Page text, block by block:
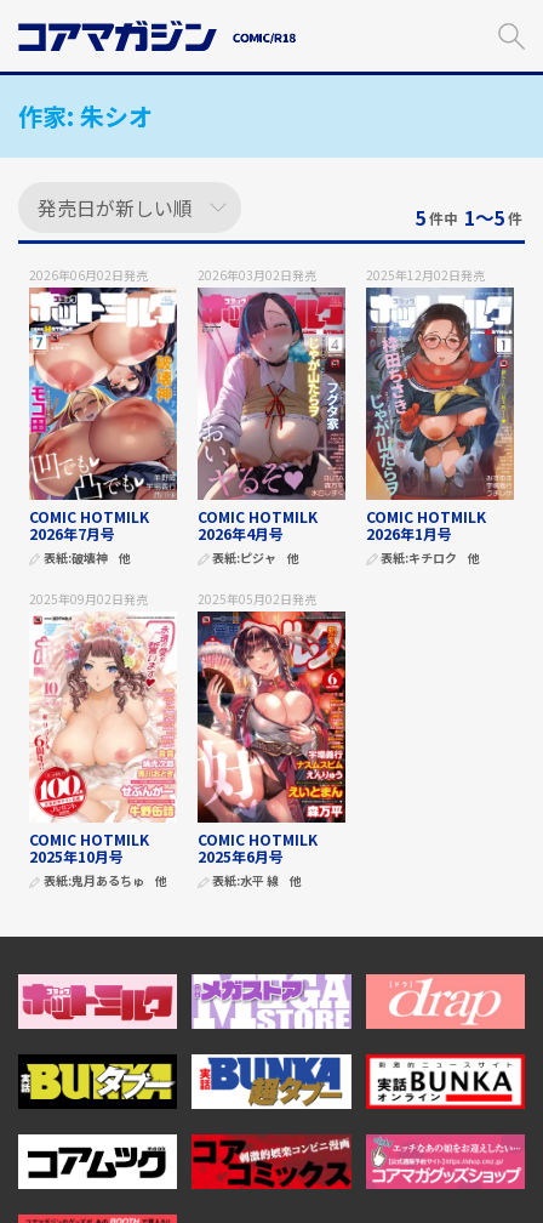
ン
作家: 朱シオ
5件中 1〜5件
2026年06月02日発売
COMIC HOTMILK
2026年7月号
表紙:破壊神 他
2026年03月02日発売
COMIC HOTMILK
2026年4月号
表紙:ピジャ 他
2025年12月02日発売
COMIC HOTMILK
2026年1月号
表紙:キチロク 他
2025年09月02日発売
COMIC HOTMILK
2025年10月号
表紙:鬼月あるちゅ 他
2025年05月02日発売
COMIC HOTMILK
2025年6月号
表紙:水平 線 他